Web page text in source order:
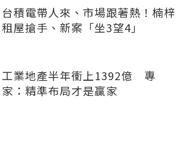
台積電帶人來、市場跟著熱！楠梓
租屋搶手、新案「坐3望4」
工業地產半年衝上1392億 專
家：精準布局才是贏家